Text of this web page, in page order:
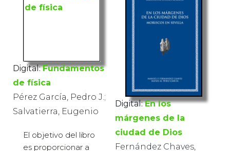
Digital: Fundamentos
de física
Pérez García, Pedro J.;
Salvatierra, Eugenio
El objetivo del libro
es proporcionar a
Digital: En los
márgenes de la
ciudad de Dios
Fernández Chaves,